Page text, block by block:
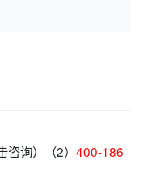
咨询）（2） 400-186